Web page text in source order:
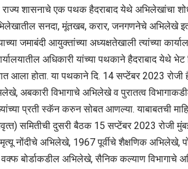
शासनाचे एक पथक हैदराबाद येथे अभिलेखांचा
सनदा, मूंतखब, करार, जनगणनेचे अभिलेखे
जमाबंदी आयुक्‍तांच्‍या अध्‍यक्षतेखाली त्‍यांच्‍या
अधिकारी यांच्‍या पथकाने हैदराबाद येथे भेट
आला होता. या पथकाने दि. 14 सप्टेंबर 2023
अबकारी विभागाचे अभिलेखे व पुरातत्‍व
प्रती स्‍कॅन करुन सोबत आणल्‍या. याबाबतची
समितीची दुसरी बैठक 15 सप्टेंबर 2023 रोजी
नोंदीचे अभिलेखे, 1967 पूर्वीचे शैक्षणिक अभिलेखे,
बोर्डाकडील अभिलेखे, सैनिक कल्‍याण विभागाचे